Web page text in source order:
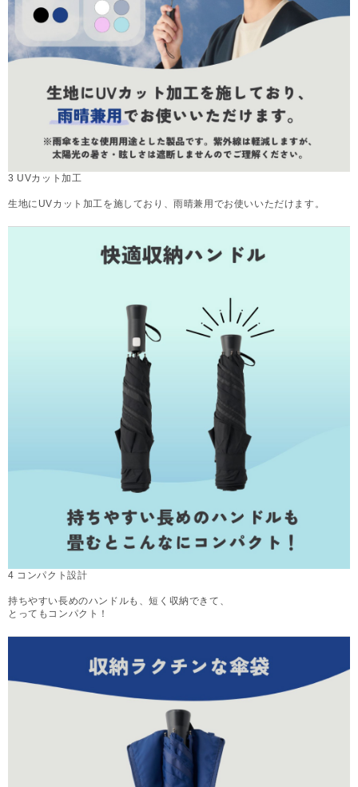
3 UVカット加工
生地にUVカット加工を施しており、雨晴兼用でお使いいただけます。
4 コンパクト設計
持ちやすい長めのハンドルも、短く収納できて、
とってもコンパクト！